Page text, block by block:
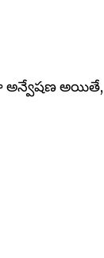
అన్వేషణ అయితే,